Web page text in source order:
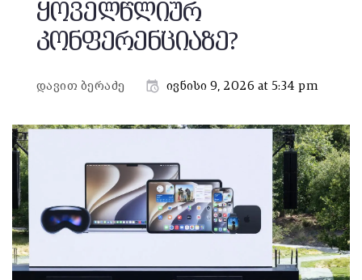
ყოველწლიურ
კონფერენციაზე?
დავით ბერაძე ივნისი 9, 2026 at 5:34 pm